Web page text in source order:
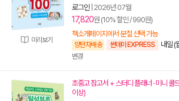
미리보기
로그인 2026년 07월
17,820원 (10% 할인 / 990원)
책소개페이지에서 분철 선택 가능
양탄자배송 썬데이 EXPRESS 내일 (
변경
초중고 참고서 + 스터디 플래너 · 미니 콜
이상)